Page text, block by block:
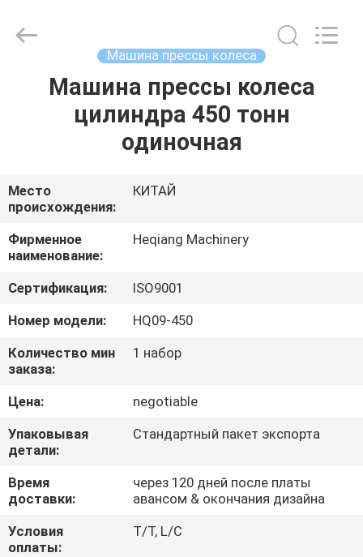
ДОМ
ПРОДУКТЫ
О
НАС
ПУТЕШЕСТВИЕ
ФАБРИКИ
ПРОВЕРКА
КАЧЕСТВА
СВЯЖИТЕСЬ
МЫ
СПРОСИТЕ
ЦИТАТУ
Share
Машина прессы колеса
Машина прессы колеса
цилиндра 450 тонн
одиночная
Место
происхождения:
КИТАЙ
Фирменное
наименование:
Heqiang Machinery
Сертификация:
ISO9001
Номер модели:
HQ09-450
Количество мин
заказа:
1 набор
Цена:
negotiable
Упаковывая
детали:
Стандартный пакет экспорта
Время
доставки:
через 120 дней после платы
авансом & окончания дизайна
Условия
оплаты:
T/T, L/C